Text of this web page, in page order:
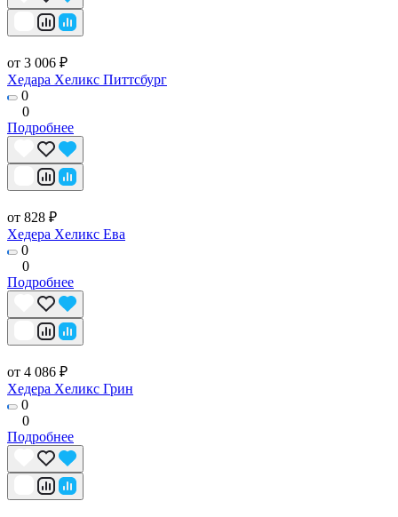
от 3 006 ₽
Хедара Хеликс Питтсбург
0
0
Подробнее
от 828 ₽
Хедера Хеликс Ева
0
0
Подробнее
от 4 086 ₽
Хедера Хеликс Грин
0
0
Подробнее